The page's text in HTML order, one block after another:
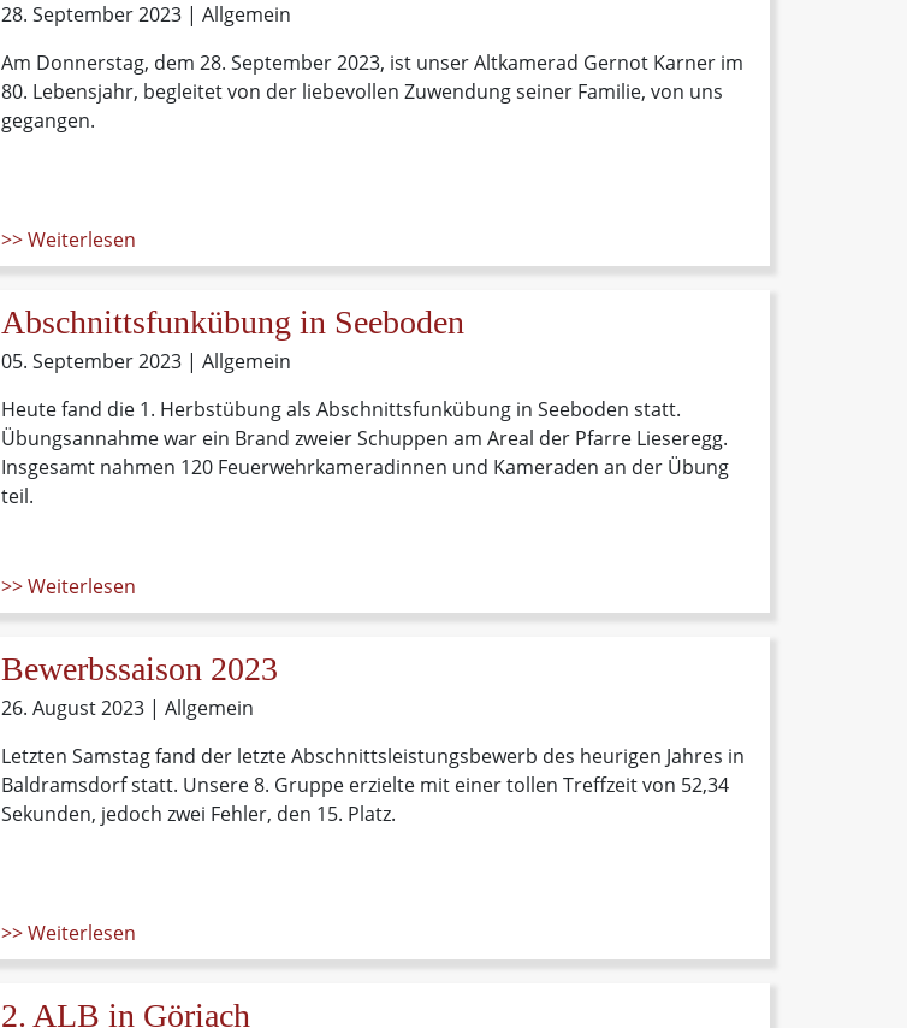
28. September 2023 | Allgemein
Am Donnerstag, dem 28. September 2023, ist unser Altkamerad Gernot Karner im
80. Lebensjahr, begleitet von der liebevollen Zuwendung seiner Familie, von uns
gegangen.
>> Weiterlesen
Abschnittsfunkübung in Seeboden
05. September 2023 | Allgemein
Heute fand die 1. Herbstübung als Abschnittsfunkübung in Seeboden statt.
Übungsannahme war ein Brand zweier Schuppen am Areal der Pfarre Lieseregg.
Insgesamt nahmen 120 Feuerwehrkameradinnen und Kameraden an der Übung
teil.
>> Weiterlesen
Bewerbssaison 2023
26. August 2023 | Allgemein
Letzten Samstag fand der letzte Abschnittsleistungsbewerb des heurigen Jahres in
Baldramsdorf statt. Unsere 8. Gruppe erzielte mit einer tollen Treffzeit von 52,34
Sekunden, jedoch zwei Fehler, den 15. Platz.
>> Weiterlesen
2. ALB in Göriach